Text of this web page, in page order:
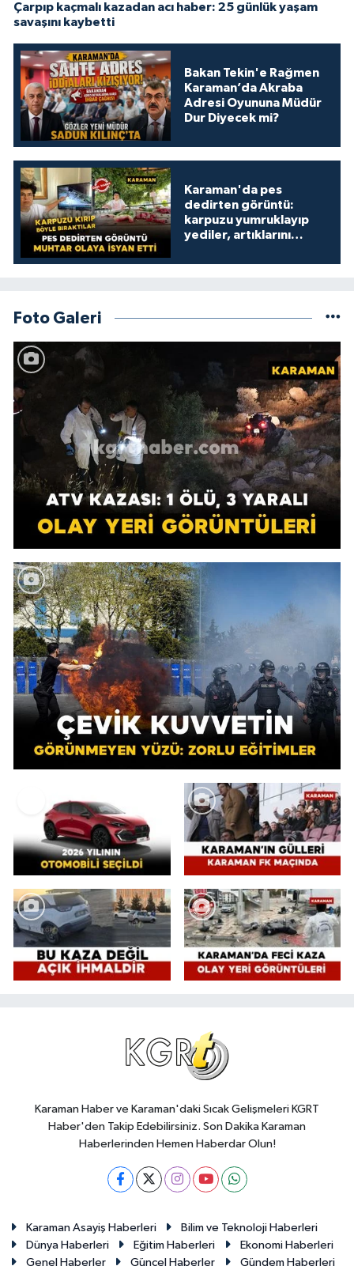
Çarpıp kaçmalı kazadan acı haber: 25 günlük yaşam
savaşını kaybetti
Bakan Tekin'e Rağmen
Karaman’da Akraba
Adresi Oyununa Müdür
Dur Diyecek mi?
Karaman'da pes
dedirten görüntü:
karpuzu yumruklayıp
yediler, artıklarını
Foto Galeri
Karaman Haber ve Karaman'daki Sıcak Gelişmeleri KGRT
Haber'den Takip Edebilirsiniz. Son Dakika Karaman
Haberlerinden Hemen Haberdar Olun!
Karaman Asayiş Haberleri
Bilim ve Teknoloji Haberleri
Dünya Haberleri
Eğitim Haberleri
Ekonomi Haberleri
Genel Haberler
Güncel Haberler Gündem Haberleri